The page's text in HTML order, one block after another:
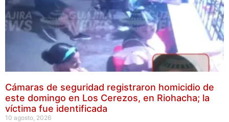
Cámaras de seguridad registraron homicidio de
este domingo en Los Cerezos, en Riohacha; la
víctima fue identificada
10 agosto, 2026